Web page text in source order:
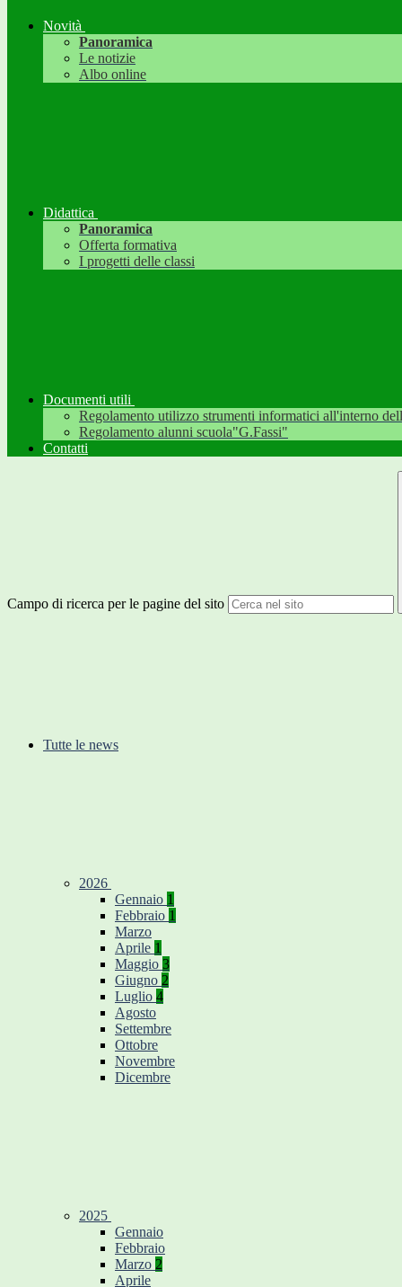
Novità
Panoramica
Le notizie
Albo online
Didattica
Panoramica
Offerta formativa
I progetti delle classi
Documenti utili
Regolamento utilizzo strumenti informatici all'interno
Regolamento alunni scuola"G.Fassi"
Contatti
Campo di ricerca per le pagine del sito
Tutte le news
2026
Gennaio 1
Febbraio 1
Marzo
Aprile 1
Maggio 3
Giugno 2
Luglio 4
Agosto
Settembre
Ottobre
Novembre
Dicembre
2025
Gennaio
Febbraio
Marzo 2
Aprile